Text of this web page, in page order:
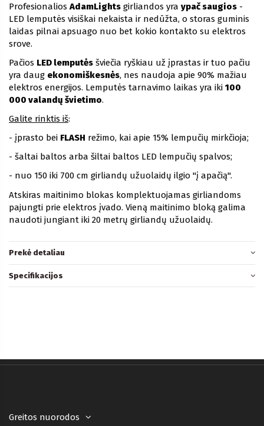
Profesionalios AdamLights girliandos yra ypač saugios -
LED lemputės visiškai nekaista ir nedūžta, o storas guminis
laidas pilnai apsuago nuo bet kokio kontakto su elektros
srove.
Pačios LED lemputės šviečia ryškiau už įprastas ir tuo pačiu
yra daug ekonomiškesnės, nes naudoja apie 90% mažiau
elektros energijos. Lemputės tarnavimo laikas yra iki 100
000 valandų švietimo.
Galite rinktis iš:
- įprasto bei FLASH režimo, kai apie 15% lempučių mirkčioja;
- šaltai baltos arba šiltai baltos LED lempučių spalvos;
- nuo 150 iki 700 cm girliandų užuolaidų ilgio "į apačią".
Atskiras maitinimo blokas komplektuojamas girliandoms
pajungti prie elektros įvado. Vieną maitinimo bloką galima
naudoti jungiant iki 20 metrų girliandų užuolaidų.
Prekė detaliau
Specifikacijos
Greitos nuorodos